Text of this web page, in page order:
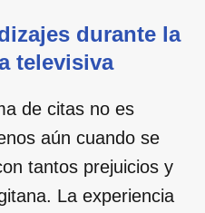
durante la
televisiva
de citas no es
aún cuando se
tantos prejuicios y
La experiencia